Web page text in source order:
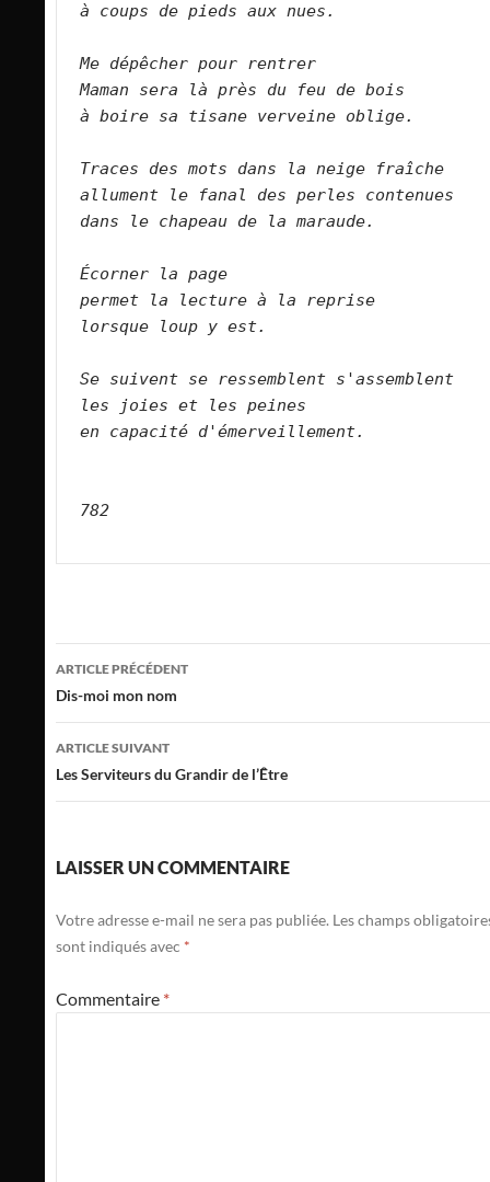
à coups de pieds aux nues.
Me dépêcher pour rentrer
Maman sera là près du feu de bois
à boire sa tisane verveine oblige.
Traces des mots dans la neige fraîche
allument le fanal des perles contenues
dans le chapeau de la maraude.
Écorner la page
permet la lecture à la reprise
lorsque loup y est.
Se suivent se ressemblent s'assemblent
les joies et les peines
en capacité d'émerveillement.
782
Navigation
des
articles
ARTICLE PRÉCÉDENT
Dis-moi mon nom
ARTICLE SUIVANT
Les Serviteurs du Grandir de l’Être
LAISSER UN COMMENTAIRE
Votre adresse e-mail ne sera pas publiée. Les champs
sont indiqués avec *
Commentaire *